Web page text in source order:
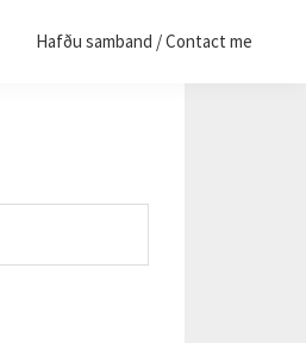
Hafðu samband / Contact me